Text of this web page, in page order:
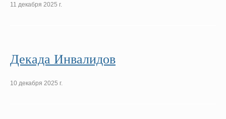
11 декабря 2025 г.
Декада Инвалидов
10 декабря 2025 г.